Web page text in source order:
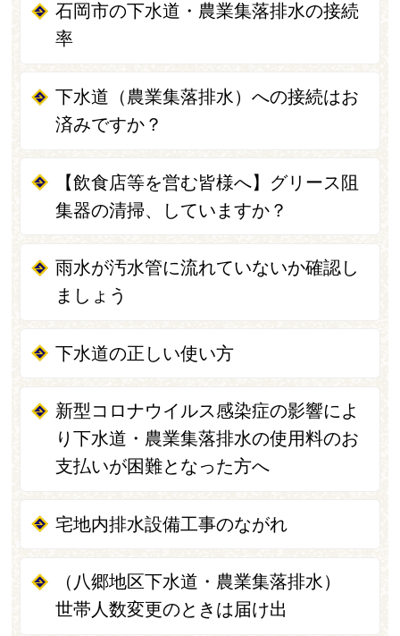
石岡市の下水道・農業集落排水の接続
率
下水道（農業集落排水）への接続はお
済みですか？
【飲食店等を営む皆様へ】グリース阻
集器の清掃、していますか？
雨水が汚水管に流れていないか確認し
ましょう
下水道の正しい使い方
新型コロナウイルス感染症の影響によ
り下水道・農業集落排水の使用料のお
支払いが困難となった方へ
宅地内排水設備工事のながれ
（八郷地区下水道・農業集落排水）
世帯人数変更のときは届け出